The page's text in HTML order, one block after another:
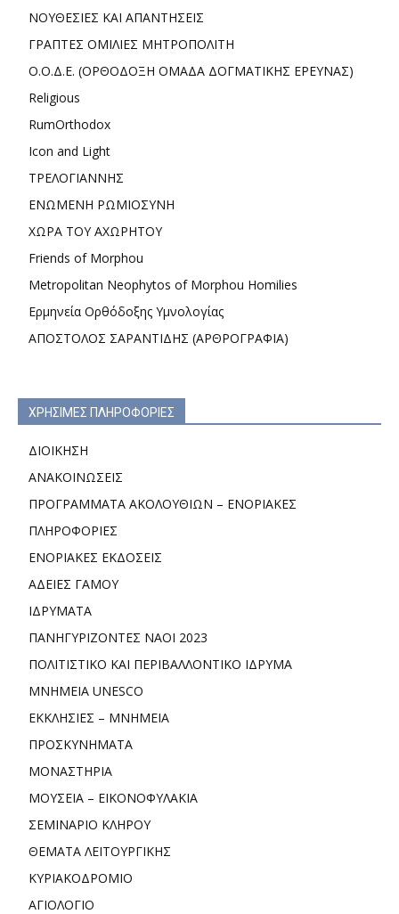
ΝΟΥΘΕΣΙΕΣ ΚΑΙ ΑΠΑΝΤΗΣΕΙΣ
ΓΡΑΠΤΕΣ ΟΜΙΛΙΕΣ ΜΗΤΡΟΠΟΛΙΤΗ
Ο.Ο.Δ.Ε. (ΟΡΘΟΔΟΞΗ ΟΜΑΔΑ ΔΟΓΜΑΤΙΚΗΣ ΕΡΕΥΝΑΣ)
Religious
RumOrthodox
Icon and Light
ΤΡΕΛΟΓΙΑΝΝΗΣ
ΕΝΩΜΕΝΗ ΡΩΜΙΟΣΥΝΗ
ΧΩΡΑ ΤΟΥ ΑΧΩΡΗΤΟΥ
Friends of Morphou
Metropolitan Neophytos of Morphou Homilies
Ερμηνεία Ορθόδοξης Υμνολογίας
ΑΠΟΣΤΟΛΟΣ ΣΑΡΑΝΤΙΔΗΣ (ΑΡΘΡΟΓΡΑΦΙΑ)
ΧΡΗΣΙΜΕΣ ΠΛΗΡΟΦΟΡΙΕΣ
ΔΙΟΙΚΗΣΗ
ΑΝΑΚΟΙΝΩΣΕΙΣ
ΠΡΟΓΡΑΜΜΑΤΑ ΑΚΟΛΟΥΘΙΩΝ – ΕΝΟΡΙΑΚΕΣ
ΠΛΗΡΟΦΟΡΙΕΣ
ΕΝΟΡΙΑΚΕΣ ΕΚΔΟΣΕΙΣ
ΑΔΕΙΕΣ ΓΑΜΟΥ
ΙΔΡΥΜΑΤΑ
ΠΑΝΗΓΥΡΙΖΟΝΤΕΣ ΝΑΟΙ 2023
ΠΟΛΙΤΙΣΤΙΚΟ ΚΑΙ ΠΕΡΙΒΑΛΛΟΝΤΙΚΟ ΙΔΡΥΜΑ
ΜΝΗΜΕΙΑ UNESCO
ΕΚΚΛΗΣΙΕΣ – ΜΝΗΜΕΙΑ
ΠΡΟΣΚΥΝΗΜΑΤΑ
ΜΟΝΑΣΤΗΡΙΑ
ΜΟΥΣΕΙΑ – ΕΙΚΟΝΟΦΥΛΑΚΙΑ
ΣΕΜΙΝΑΡΙΟ ΚΛΗΡΟΥ
ΘΕΜΑΤΑ ΛΕΙΤΟΥΡΓΙΚΗΣ
ΚΥΡΙΑΚΟΔΡΟΜΙΟ
ΑΓΙΟΛΟΓΙΟ